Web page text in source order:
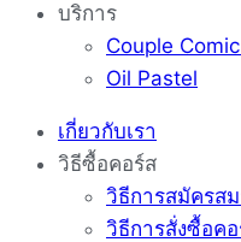
บริการ
Couple
Oil Pastel
เกี่ยวกับเรา
วิธีซื้อคอร์ส
วิธีการสมัครส
วิธีการสั่งซื้อค